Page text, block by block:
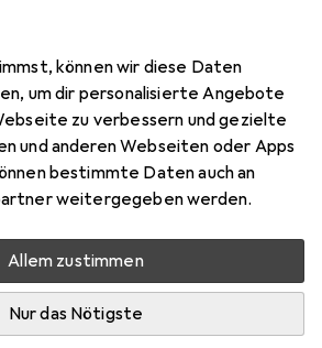
können wir diese Daten
um dir personalisierte Angebote
zu verbessern und gezielte
und anderen Webseiten oder Apps
bestimmte Daten auch an
weitergegeben werden.
Allem zustimmen
Nur das Nötigste